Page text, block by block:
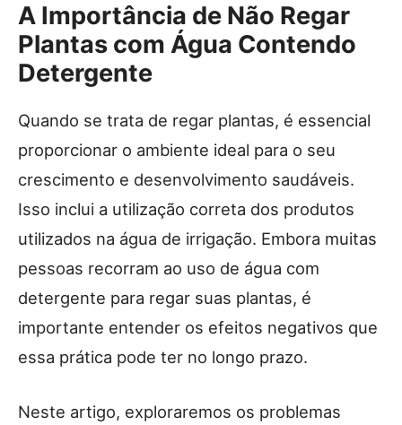
A Importância de Não Regar
Plantas com Água Contendo
Detergente
Quando se trata de regar plantas, é essencial
proporcionar o ambiente ideal para o seu
crescimento e desenvolvimento saudáveis.
Isso inclui a utilização correta dos produtos
utilizados na água de irrigação. Embora muitas
pessoas recorram ao uso de água com
detergente para regar suas plantas, é
importante entender os efeitos negativos que
essa prática pode ter no longo prazo.
Neste artigo, exploraremos os problemas